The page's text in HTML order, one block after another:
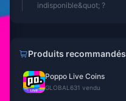
indisponible&quot; ?
Produits recommandés
Poppo Live Coins
GLOBAL 631 vendu